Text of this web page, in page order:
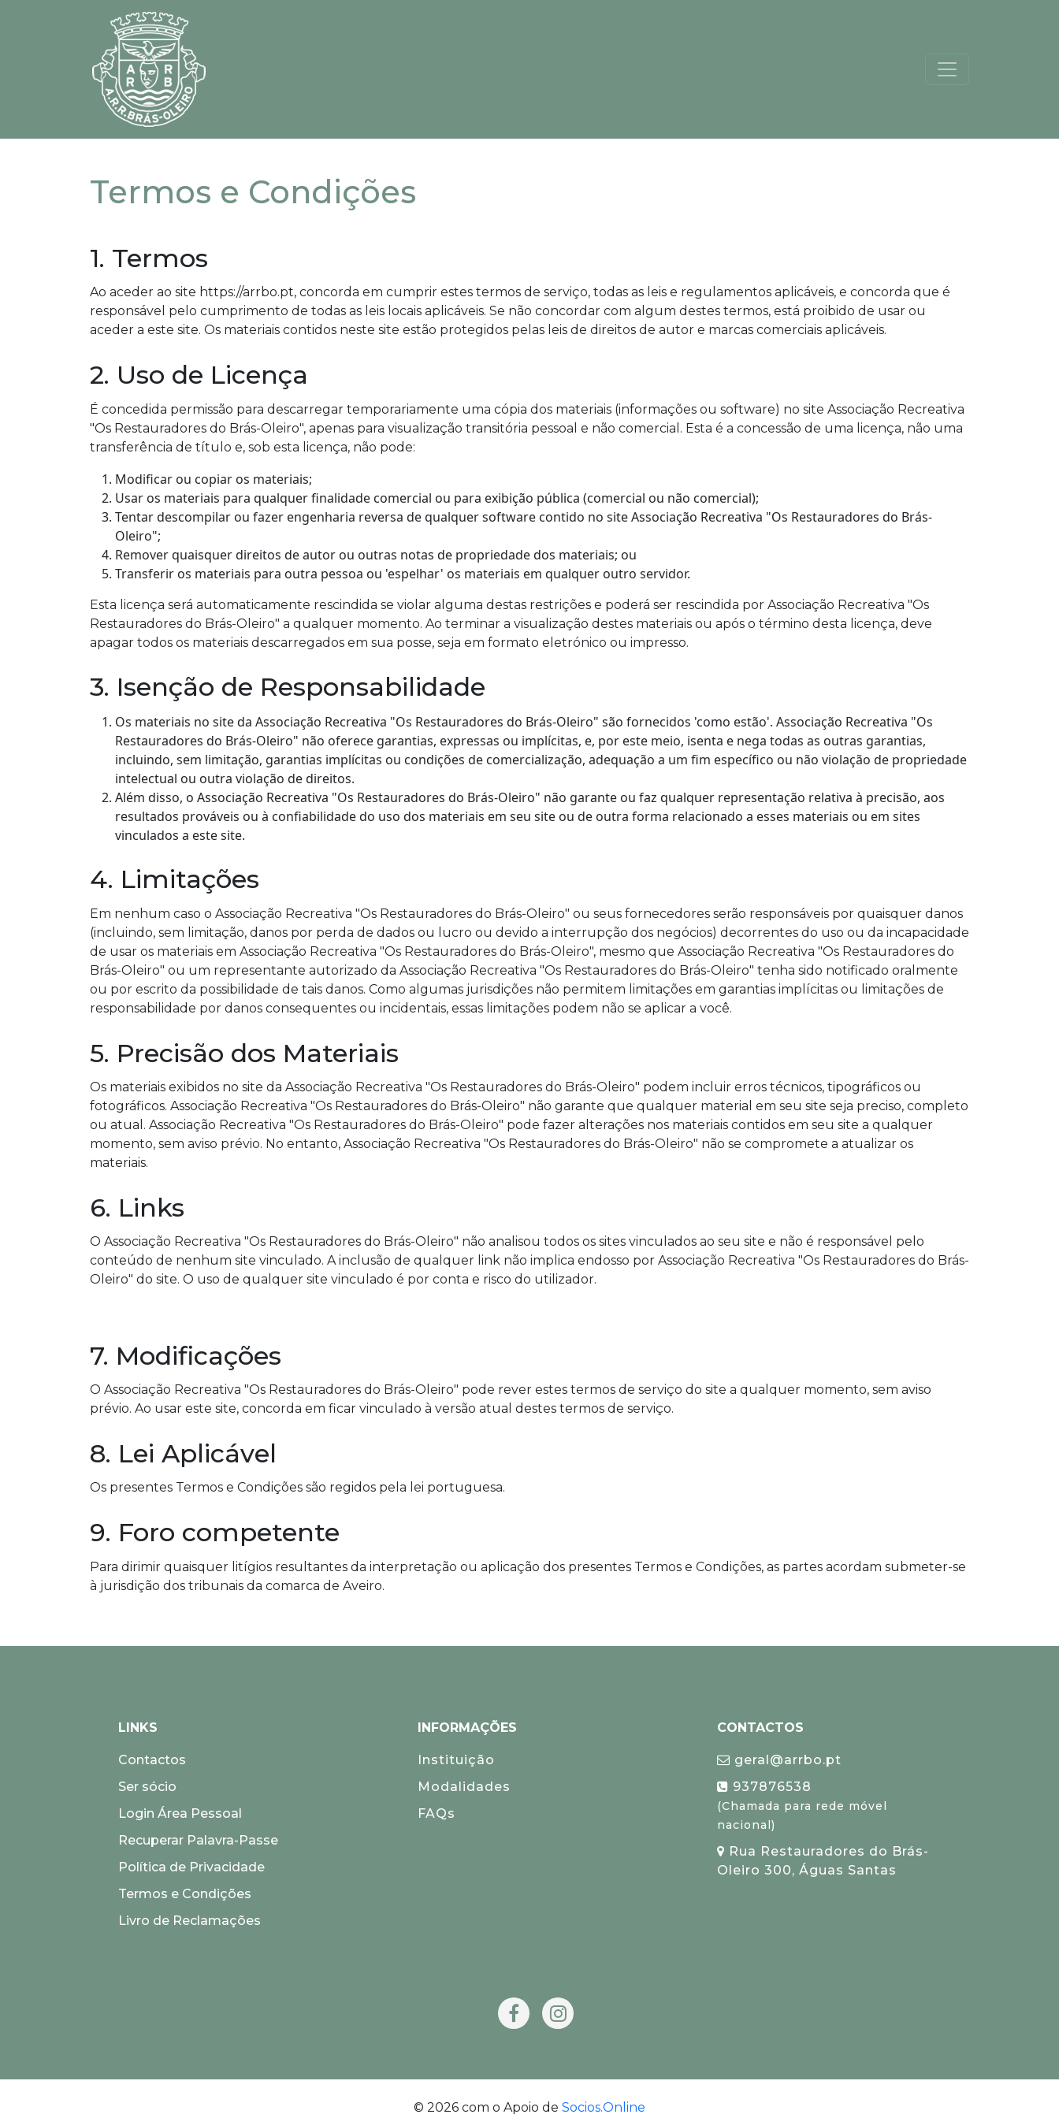
Termos e Condições
1. Termos
Ao aceder ao site https://arrbo.pt, concorda em cumprir estes termos de serviço, todas as leis e regulamentos aplicáveis, e concorda que é
responsável pelo cumprimento de todas as leis locais aplicáveis. Se não concordar com algum destes termos, está proibido de usar ou
aceder a este site. Os materiais contidos neste site estão protegidos pelas leis de direitos de autor e marcas comerciais aplicáveis.
2. Uso de Licença
É concedida permissão para descarregar temporariamente uma cópia dos materiais (informações ou software) no site Associação Recreativa
"Os Restauradores do Brás-Oleiro", apenas para visualização transitória pessoal e não comercial. Esta é a concessão de uma licença, não uma
transferência de título e, sob esta licença, não pode:
Modificar ou copiar os materiais;
Usar os materiais para qualquer finalidade comercial ou para exibição pública (comercial ou não comercial);
Tentar descompilar ou fazer engenharia reversa de qualquer software contido no site Associação Recreativa "Os Restauradores do Brás-
Oleiro";
Remover quaisquer direitos de autor ou outras notas de propriedade dos materiais; ou
Transferir os materiais para outra pessoa ou 'espelhar' os materiais em qualquer outro servidor.
Esta licença será automaticamente rescindida se violar alguma destas restrições e poderá ser rescindida por Associação Recreativa "Os
Restauradores do Brás-Oleiro" a qualquer momento. Ao terminar a visualização destes materiais ou após o término desta licença, deve
apagar todos os materiais descarregados em sua posse, seja em formato eletrónico ou impresso.
3. Isenção de Responsabilidade
Os materiais no site da Associação Recreativa "Os Restauradores do Brás-Oleiro" são fornecidos 'como estão'. Associação Recreativa "Os
Restauradores do Brás-Oleiro" não oferece garantias, expressas ou implícitas, e, por este meio, isenta e nega todas as outras garantias,
incluindo, sem limitação, garantias implícitas ou condições de comercialização, adequação a um fim específico ou não violação de propriedade
intelectual ou outra violação de direitos.
Além disso, o Associação Recreativa "Os Restauradores do Brás-Oleiro" não garante ou faz qualquer representação relativa à precisão, aos
resultados prováveis ou à confiabilidade do uso dos materiais em seu site ou de outra forma relacionado a esses materiais ou em sites
vinculados a este site.
4. Limitações
Em nenhum caso o Associação Recreativa "Os Restauradores do Brás-Oleiro" ou seus fornecedores serão responsáveis por quaisquer danos
(incluindo, sem limitação, danos por perda de dados ou lucro ou devido a interrupção dos negócios) decorrentes do uso ou da incapacidade
de usar os materiais em Associação Recreativa "Os Restauradores do Brás-Oleiro", mesmo que Associação Recreativa "Os Restauradores do
Brás-Oleiro" ou um representante autorizado da Associação Recreativa "Os Restauradores do Brás-Oleiro" tenha sido notificado oralmente
ou por escrito da possibilidade de tais danos. Como algumas jurisdições não permitem limitações em garantias implícitas ou limitações de
responsabilidade por danos consequentes ou incidentais, essas limitações podem não se aplicar a você.
5. Precisão dos Materiais
Os materiais exibidos no site da Associação Recreativa "Os Restauradores do Brás-Oleiro" podem incluir erros técnicos, tipográficos ou
fotográficos. Associação Recreativa "Os Restauradores do Brás-Oleiro" não garante que qualquer material em seu site seja preciso, completo
ou atual. Associação Recreativa "Os Restauradores do Brás-Oleiro" pode fazer alterações nos materiais contidos em seu site a qualquer
momento, sem aviso prévio. No entanto, Associação Recreativa "Os Restauradores do Brás-Oleiro" não se compromete a atualizar os
materiais.
6. Links
O Associação Recreativa "Os Restauradores do Brás-Oleiro" não analisou todos os sites vinculados ao seu site e não é responsável pelo
conteúdo de nenhum site vinculado. A inclusão de qualquer link não implica endosso por Associação Recreativa "Os Restauradores do Brás-
Oleiro" do site. O uso de qualquer site vinculado é por conta e risco do utilizador.
7. Modificações
O Associação Recreativa "Os Restauradores do Brás-Oleiro" pode rever estes termos de serviço do site a qualquer momento, sem aviso
prévio. Ao usar este site, concorda em ficar vinculado à versão atual destes termos de serviço.
8. Lei Aplicável
Os presentes Termos e Condições são regidos pela lei portuguesa.
9. Foro competente
Para dirimir quaisquer litígios resultantes da interpretação ou aplicação dos presentes Termos e Condições, as partes acordam submeter-se
à jurisdição dos tribunais da comarca de Aveiro.
LINKS
Contactos
Ser sócio
Login Área Pessoal
Recuperar Palavra-Passe
Política de Privacidade
Termos e Condições
Livro de Reclamações
INFORMAÇÕES
Instituição
Modalidades
FAQs
CONTACTOS
geral@arrbo.pt
937876538
(Chamada para rede móvel
nacional)
Rua Restauradores do Brás-
Oleiro 300, Águas Santas
© 2026 com o Apoio de Socios.Online